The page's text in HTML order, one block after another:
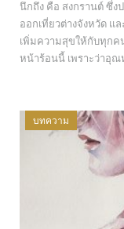
นึกถึง คือ สงกรานต์ ซึ่ง
ออกเที่ยวต่างจังหวัด แ
เพิ่มความสุขให้กับทุกค
หน้าร้อนนี้ เพราะว่าอุณ
ทำให้เกิดอาการท้องร่
บทความ